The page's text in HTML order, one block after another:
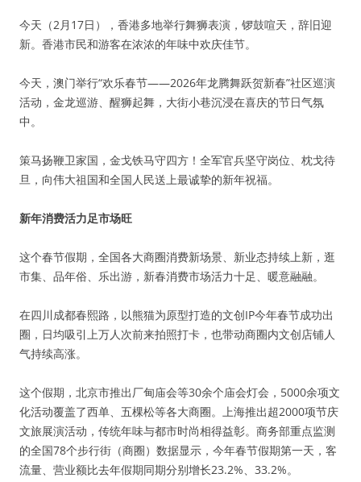
今天（2月17日），香港多地举行舞狮表演，锣鼓喧天，辞旧迎
新。香港市民和游客在浓浓的年味中欢庆佳节。
今天，澳门举行“欢乐春节——2026年龙腾舞跃贺新春”社区巡演
活动，金龙巡游、醒狮起舞，大街小巷沉浸在喜庆的节日气氛
中。
策马扬鞭卫家国，金戈铁马守四方！全军官兵坚守岗位、枕戈待
旦，向伟大祖国和全国人民送上最诚挚的新年祝福。
新年消费活力足市场旺
这个春节假期，全国各大商圈消费新场景、新业态持续上新，逛
市集、品年俗、乐出游，新春消费市场活力十足、暖意融融。
在四川成都春熙路，以熊猫为原型打造的文创IP今年春节成功出
圈，日均吸引上万人次前来拍照打卡，也带动商圈内文创店铺人
气持续高涨。
这个假期，北京市推出厂甸庙会等30余个庙会灯会，5000余项文
化活动覆盖了西单、五棵松等各大商圈。上海推出超2000项节庆
文旅展演活动，传统年味与都市时尚相得益彰。商务部重点监测
的全国78个步行街（商圈）数据显示，今年春节假期第一天，客
流量、营业额比去年假期同期分别增长23.2%、33.2%。